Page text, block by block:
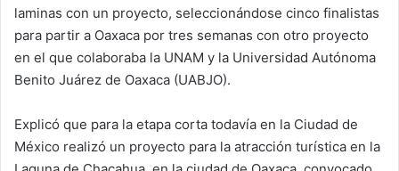
laminas con un proyecto, seleccionándose cinco finalistas
para partir a Oaxaca por tres semanas con otro proyecto
en el que colaboraba la UNAM y la Universidad Autónoma
Benito Juárez de Oaxaca (UABJO).
Explicó que para la etapa corta todavía en la Ciudad de
México realizó un proyecto para la atracción turística en la